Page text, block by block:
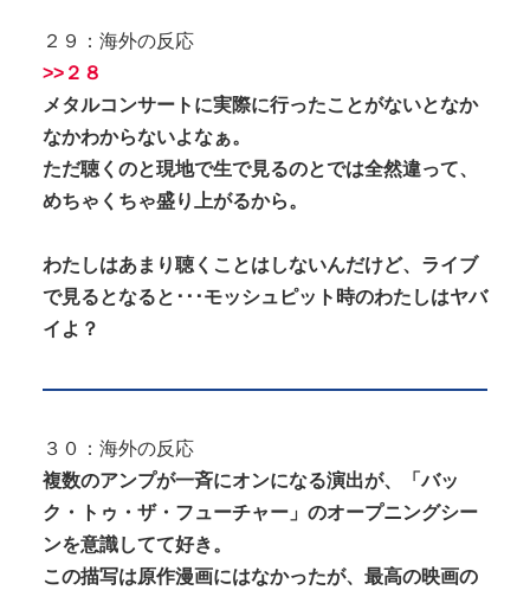
２９：海外の反応
>>２８
メタルコンサートに実際に行ったことがないとなか
なかわからないよなぁ。
ただ聴くのと現地で生で見るのとでは全然違って、
めちゃくちゃ盛り上がるから。
わたしはあまり聴くことはしないんだけど、ライブ
で見るとなると･･･モッシュピット時のわたしはヤバ
イよ？
３０：海外の反応
複数のアンプが一斉にオンになる演出が、「バッ
ク・トゥ・ザ・フューチャー」のオープニングシー
ンを意識してて好き。
この描写は原作漫画にはなかったが、最高の映画の